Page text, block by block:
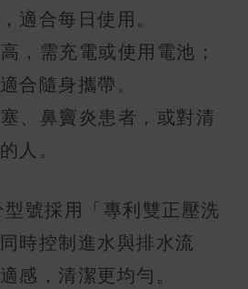
適合每日使用。
，需充電或使用電池；
合隨身攜帶。
、鼻竇炎患者，或對清
人。
號採用「專利雙正壓洗
時控制進水與排水流
感，清潔更均勻。